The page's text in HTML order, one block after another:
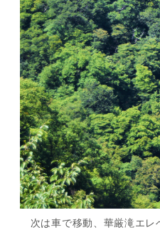
次は車で移動、華厳滝エレ